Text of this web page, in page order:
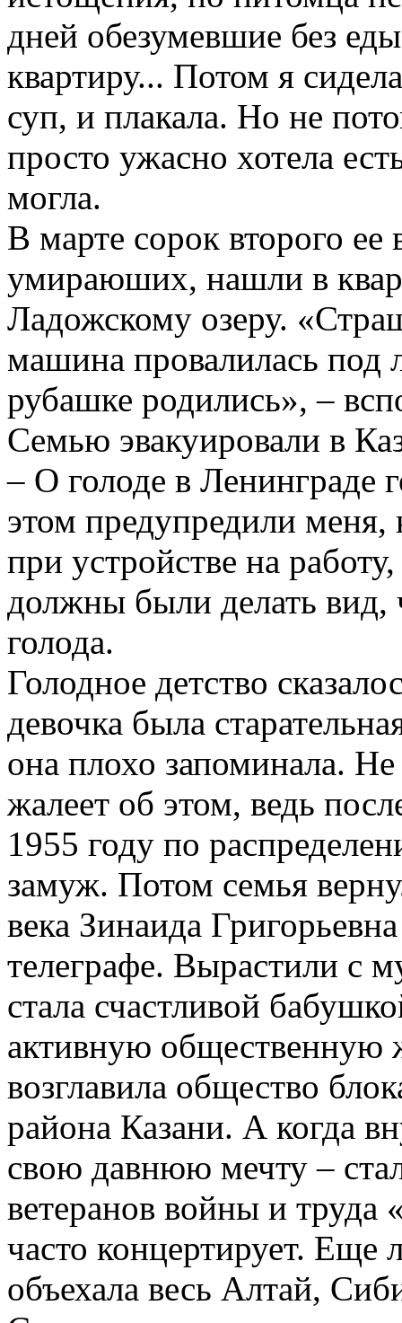
дней обезумевшие без
квартиру... Потом я
суп, и плакала. Но не
просто ужасно хотела
могла.
В марте сорок второго
умираюших, нашли в
Ладожскому озеру.
машина провалилась под
рубашке родились», –
Семью эвакуировали в
– О голоде в Ленинграде
этом предупредили
при устройстве на
должны были делать
голода.
Голодное детство
девочка была
она плохо запоминала.
жалеет об этом, ведь
1955 году по
замуж. Потом семья
века Зинаида
телеграфе. Вырастили с
стала счастливой
активную
возглавила общество
района Казани. А когда
свою давнюю мечту –
ветеранов войны и труда
часто концертирует. Еще
объехала весь Алтай,